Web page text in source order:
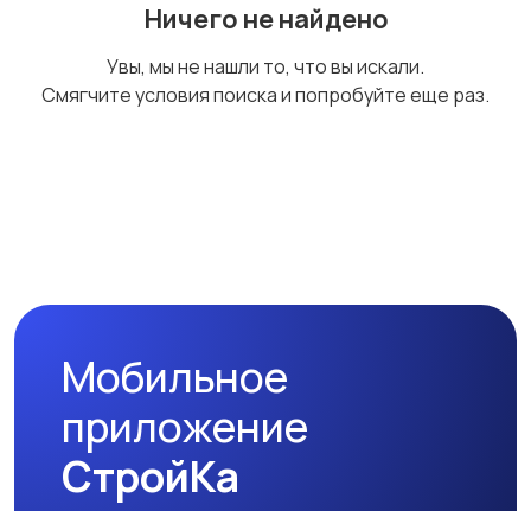
Ничего не найдено
Увы, мы не нашли то, что вы искали.
Смягчите условия поиска и попробуйте еще раз.
Мобильное
приложение
СтройКа